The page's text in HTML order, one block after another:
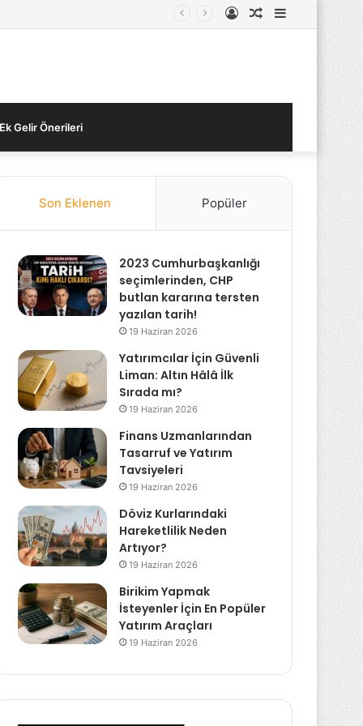
Kenar
Bölmesi
Rastgele
Kayıt
Ek Gelir Önerileri
Son Eklenen Popüler
2023 Cumhurbaşkanlığı
seçimlerinden, CHP
butlan kararına tersten
yazılan tarih!
19 Haziran 2026
Yatırımcılar İçin Güvenli
Liman: Altın Hâlâ İlk
Sırada mı?
19 Haziran 2026
Finans Uzmanlarından
Tasarruf ve Yatırım
Tavsiyeleri
19 Haziran 2026
Döviz Kurlarındaki
Hareketlilik Neden
Artıyor?
19 Haziran 2026
Birikim Yapmak
İsteyenler İçin En Popüler
Yatırım Araçları
19 Haziran 2026